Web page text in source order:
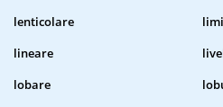
lenticolare
lineare
lobare